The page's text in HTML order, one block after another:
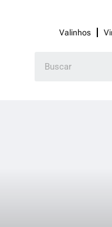
Valinhos